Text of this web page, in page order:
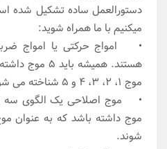
دستورالعمل ساده تشکیل شده
میکنیم با ما همراه شوید:
• امواج حرکتی یا امواج
هستند. همیشه
موج 1، 2، 3، 4 و 5 شناخته می شوند.
شوند.